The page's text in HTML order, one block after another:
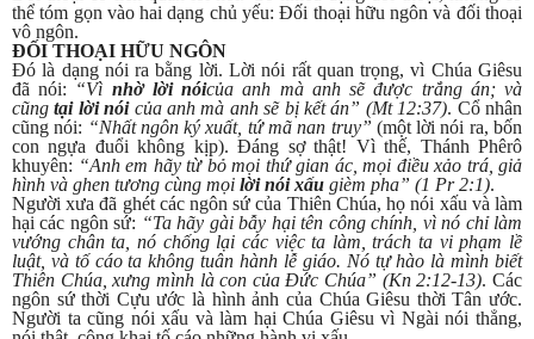
thể tóm gọn vào hai dạng chủ yếu: Đối thoại hữu ngôn và đối thoại
vô ngôn.
ĐỐI THOẠI HỮU NGÔN
Đó là dạng nói ra bằng lời. Lời nói rất quan trọng, vì Chúa Giêsu
đã nói: “Vì nhờ lời nóicủa anh mà anh sẽ được trắng án; và
cũngtại lời nóicủa anh mà anh sẽ bị kết án” (Mt 12:37). Cổ nhân
cũng nói: “Nhất ngôn ký xuất, tứ mã nan truy” (một lời nói ra, bốn
con ngựa đuổi không kịp). Đáng sợ thật! Vì thế, Thánh Phêrô
khuyên: “Anh em hãy từ bỏ mọi thứ gian ác, mọi điều xảo trá, giả
hình và ghen tương cùng mọi lời nói xấu gièm pha” (1 Pr 2:1).
Người xưa đã ghét các ngôn sứ của Thiên Chúa, họ nói xấu và làm
hại các ngôn sứ: “Ta hãy gài bẫy hại tên công chính, vì nó chỉ làm
vướng chân ta, nó chống lại các việc ta làm, trách ta vi phạm lề
luật, và tố cáo ta không tuân hành lễ giáo. Nó tự hào là mình biết
Thiên Chúa, xưng mình là con của Đức Chúa” (Kn 2:12-13). Các
ngôn sứ thời Cựu ước là hình ảnh của Chúa Giêsu thời Tân ước.
Người ta cũng nói xấu và làm hại Chúa Giêsu vì Ngài nói thẳng,